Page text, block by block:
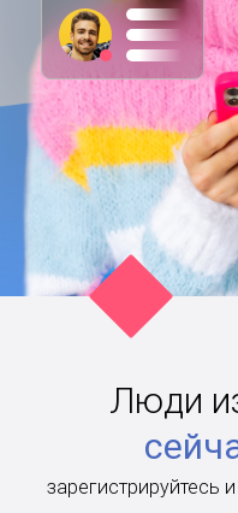
Люди
зарегистрируйтесь